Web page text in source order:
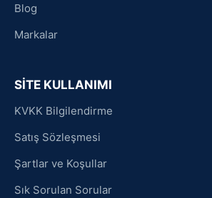
Blog
Markalar
SİTE KULLANIMI
KVKK Bilgilendirme
Satış Sözleşmesi
Şartlar ve Koşullar
Sık Sorulan Sorular